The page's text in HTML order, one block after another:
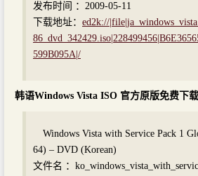
发布时间 ：2009-05-11
下载地址： ed2k://
599B095A|/
韩语Windows Vista ISO 官方原版免费下载
Windows Vista with Service Pack 1
64) – DVD (Korean)
文件名 ：